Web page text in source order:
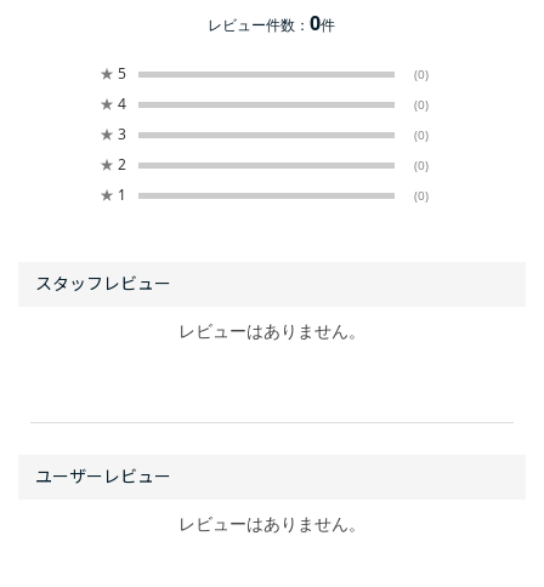
レビュー件数：0件
★ 5 (0)
★ 4 (0)
★ 3 (0)
★ 2 (0)
★ 1 (0)
レビューはありません。
レビューはありません。